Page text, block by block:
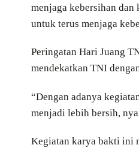
menjaga kebersihan
untuk terus menjaga
Peringatan Hari Juang
mendekatkan TNI
“Dengan adanya
menjadi lebih bersih,
Kegiatan karya bakti ini